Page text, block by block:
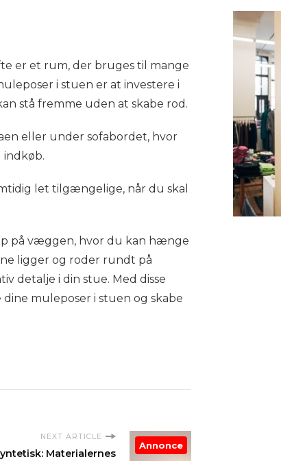
er et rum, der bruges til mange
i stuen er at investere i
stå fremme uden at skabe rod.
eller under sofabordet, hvor
indkøb.
let tilgængelige, når du skal
på væggen, hvor du kan hænge
ligger og roder rundt på
detalje i din stue. Med disse
muleposer i stuen og skabe
NEXT ARTICLE
Materialernes
Annonce